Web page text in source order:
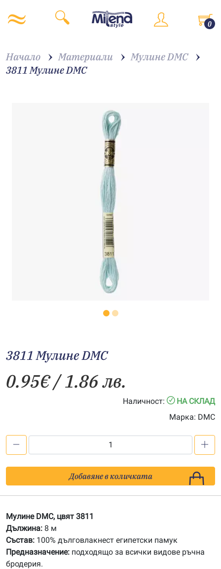
0
Начало Материали
Мулине DMC
3811 Мулине DMC
3811 Мулине DMC
0.95€/ 1.86 лв.
Наличност:
НА СКЛАД
Марка: DMC
Мулине
DMC
Добавяне в количката
Мулине DMC, цвят 3811
Дължина: 8 м
Състав: 100% дълговлакнест египетски памук
Предназначение: подходящо за всички видове ръчна
бродерия.